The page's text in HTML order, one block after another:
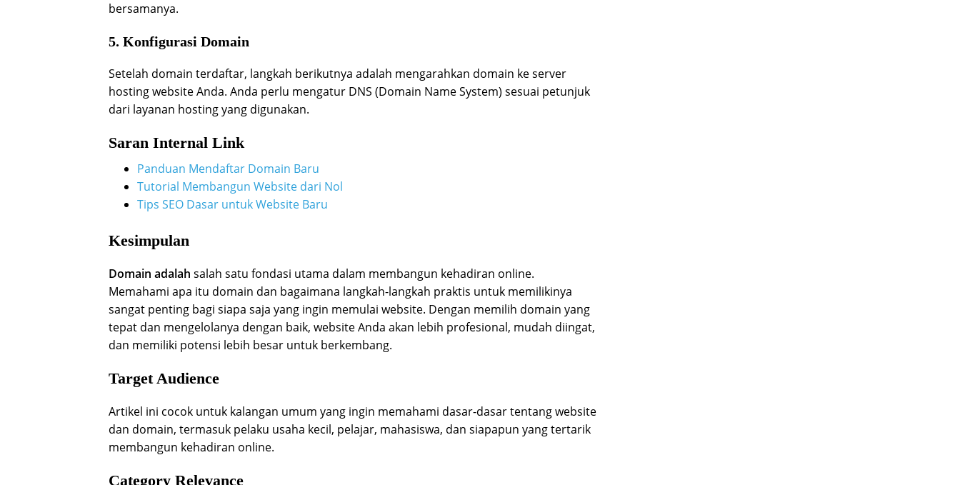
bersamanya.
5. Konfigurasi Domain
Setelah domain terdaftar, langkah berikutnya adalah mengarahkan domain ke server
hosting website Anda. Anda perlu mengatur DNS (Domain Name System) sesuai petunjuk
dari layanan hosting yang digunakan.
Saran Internal Link
Panduan Mendaftar Domain Baru
Tutorial Membangun Website dari Nol
Tips SEO Dasar untuk Website Baru
Kesimpulan
Domain adalah salah satu fondasi utama dalam membangun kehadiran online.
Memahami apa itu domain dan bagaimana langkah-langkah praktis untuk memilikinya
sangat penting bagi siapa saja yang ingin memulai website. Dengan memilih domain yang
tepat dan mengelolanya dengan baik, website Anda akan lebih profesional, mudah diingat,
dan memiliki potensi lebih besar untuk berkembang.
Target Audience
Artikel ini cocok untuk kalangan umum yang ingin memahami dasar-dasar tentang website
dan domain, termasuk pelaku usaha kecil, pelajar, mahasiswa, dan siapapun yang tertarik
membangun kehadiran online.
Category Relevance